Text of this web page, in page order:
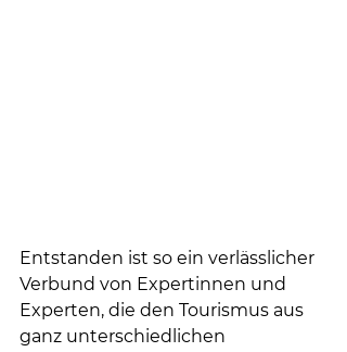
Entstanden ist so ein verlässlicher
Verbund von Expertinnen und
Experten, die den Tourismus aus
ganz unterschiedlichen